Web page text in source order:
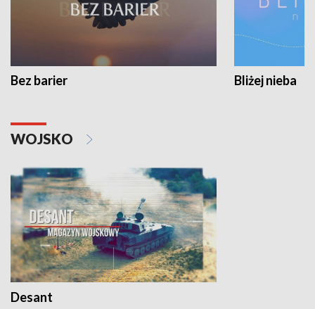
Bez barier Bliżej nieba
WOJSKO
Desant